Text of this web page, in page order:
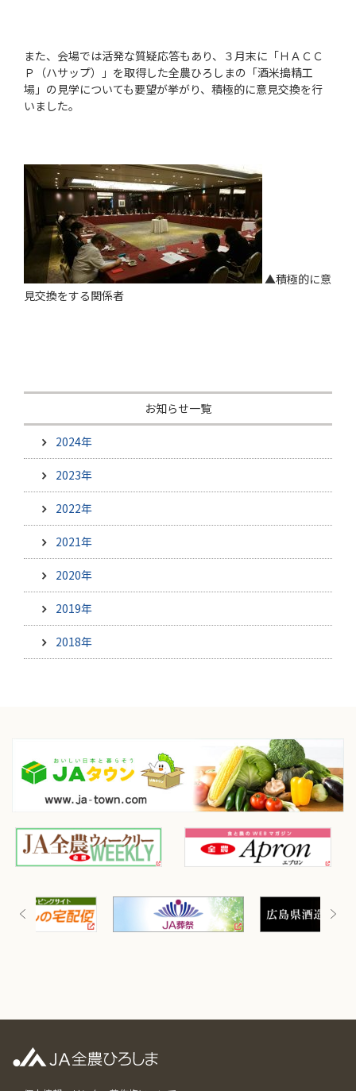
また、会場では活発な質疑応答もあり、３月末に「ＨＡＣＣ
Ｐ（ハサップ）」を取得した全農ひろしまの「酒米搗精工
場」の見学についても要望が挙がり、積極的に意見交換を行
いました。
▲積極的に意
見交換をする関係者
お知らせ一覧
2024年
2023年
2022年
2021年
2020年
2019年
2018年